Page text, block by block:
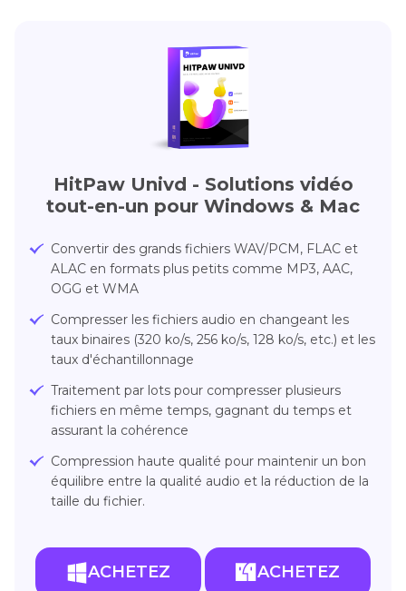
HitPaw Univd - Solutions vidéo
tout-en-un pour Windows & Mac
Convertir des grands fichiers WAV/PCM, FLAC et
ALAC en formats plus petits comme MP3, AAC,
OGG et WMA
Compresser les fichiers audio en changeant les
taux binaires (320 ko/s, 256 ko/s, 128 ko/s, etc.) et les
taux d'échantillonnage
Traitement par lots pour compresser plusieurs
fichiers en même temps, gagnant du temps et
assurant la cohérence
Compression haute qualité pour maintenir un bon
équilibre entre la qualité audio et la réduction de la
taille du fichier.
ACHETEZ ACHETEZ